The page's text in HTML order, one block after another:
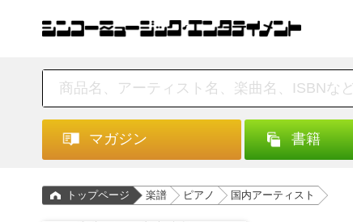
マガジン 書籍
トップページ 楽譜 ピアノ 国内アーティスト